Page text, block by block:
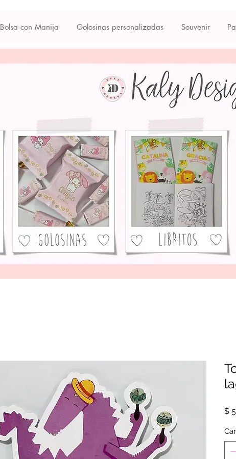
Bolsa con Manija Golosinas personalizadas Souvenir
$